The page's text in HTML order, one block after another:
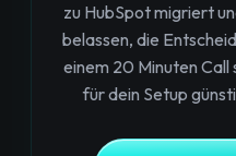
zu HubSpot migriert
belassen, die
einem 20 Minuten Call
für dein Setup